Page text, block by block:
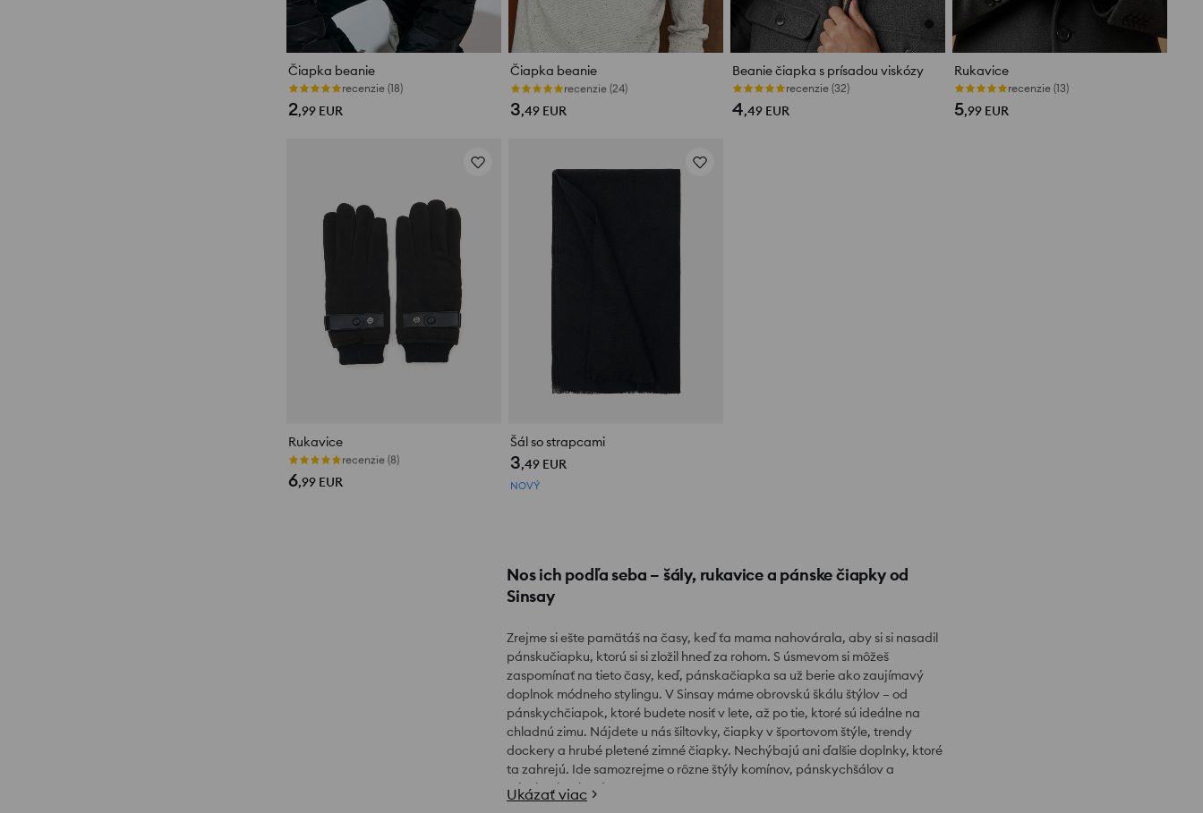
Čiapka beanie
recenzie (18)
2,99 EUR
Čiapka beanie
recenzie (24)
3,49 EUR
Beanie čiapka s prísadou viskózy
recenzie (32)
4,49 EUR
Rukavice
recenzie (13)
5,99 EUR
Rukavice
recenzie (8)
6,99 EUR
Šál so strapcami
3,49 EUR
NOVÝ
Nos ich podľa seba – šály, rukavice a pánske čiapky od
Sinsay
Zrejme si ešte pamätáš na časy, keď ťa mama nahovárala, aby si si nasadil
pánskučiapku, ktorú si si zložil hneď za rohom. S úsmevom si môžeš
zaspomínať na tieto časy, keď, pánskačiapka sa už berie ako zaujímavý
doplnok módneho stylingu. V Sinsay máme obrovskú škálu štýlov – od
pánskychčiapok, ktoré budete nosiť v lete, až po tie, ktoré sú ideálne na
chladnú zimu. Nájdete u nás šiltovky, čiapky v športovom štýle, trendy
dockery a hrubé pletené zimné čiapky. Nechýbajú ani ďalšie doplnky, ktoré
ta zahrejú. Ide samozrejme o rôzne štýly komínov, pánskychšálov a
pánskych rukavíc.
Ukázať viac